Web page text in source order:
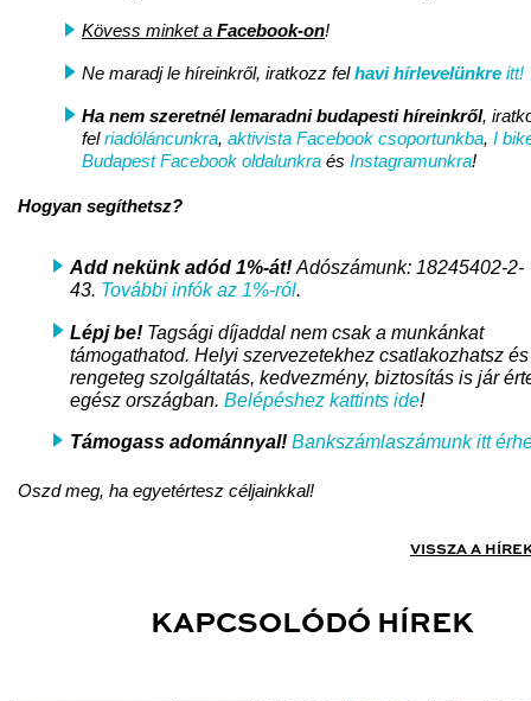
Kövess minket a Facebook-on!
Ne maradj le híreinkről, iratkozz felhavi hírlevelünkre itt!
Ha nem szeretnél lemaradni budapesti híreinkről,
felriadóláncunkra, aktivista Facebook csoportunkba, I
Budapest Facebook oldalunkra és Instagramunkra!
Hogyan segíthetsz?
Add nekünk adód 1%-át! Adószámunk: 18245402-2-
43. További infók az 1%-ról.
Lépj be! Tagsági díjaddal nem csak a munkánkat
támogathatod. Helyi szervezetekhez csatlakozhatsz és
rengeteg szolgáltatás, kedvezmény, biztosítás is jár
egész országban. Belépéshez kattints ide!
Támogass adománnyal! Bankszámlaszámunk itt
Oszd meg, ha egyetértesz céljainkkal!
VISSZA A
KAPCSOLÓDÓ HÍREK